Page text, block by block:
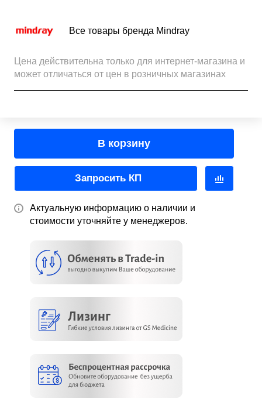
Все товары бренда Mindray
Цена действительна только для интернет-магазина и
может отличаться от цен в розничных магазинах
В корзину
Запросить КП
Актуальную информацию о наличии и
стоимости уточняйте у менеджеров.